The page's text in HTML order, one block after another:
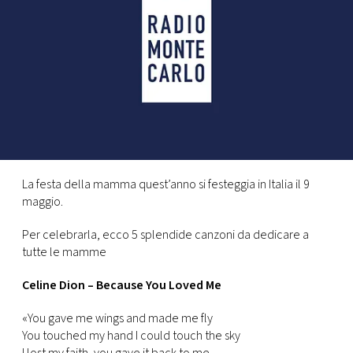
DI
MONACO
RMC
La festa della mamma quest’anno si festeggia in Italia il 9
maggio.
Per celebrarla, ecco 5 splendide canzoni da dedicare a
tutte le mamme
Celine Dion – Because You Loved Me
«You gave me wings and made me fly
You touched my hand I could touch the sky